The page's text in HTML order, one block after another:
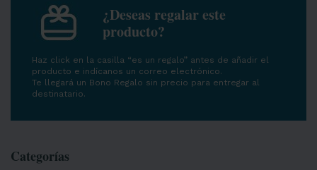
¿Deseas regalar este
producto?
Haz click en la casilla “es un regalo” antes de añadir el
producto e indícanos un correo electrónico.
Te llegará un Bono Regalo sin precio para entregar al
destinatario.
Categorías